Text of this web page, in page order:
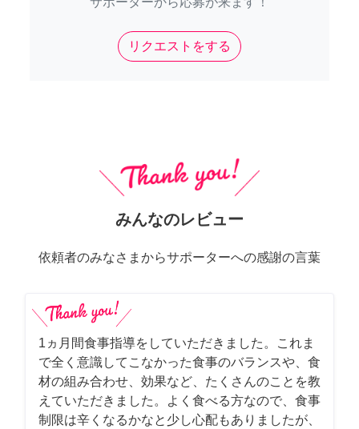
リクエストをする
みんなのレビュー
依頼者のみなさまからサポーターへの感謝の言葉
1ヵ月間食事指導をしていただきました。これま
で全く意識してこなかった食事のバランスや、食
材の組み合わせ、効果など、たくさんのことを教
えていただきました。よく食べる方なので、食事
制限は辛くなるかなと少し心配もありましたが、